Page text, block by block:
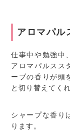
アロマパル
仕事中や勉強中
アロマパルスス
ーブの香りが頭
と切り替えてく
シャープな香り
ります。